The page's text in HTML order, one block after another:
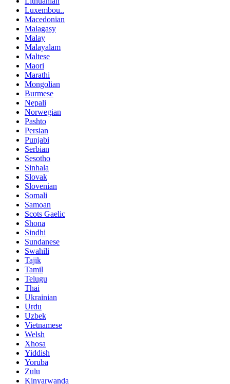
Luxembou..
Macedonian
Malagasy
Malay
Malayalam
Maltese
Maori
Marathi
Mongolian
Burmese
Nepali
Norwegian
Pashto
Persian
Punjabi
Serbian
Sesotho
Sinhala
Slovak
Slovenian
Somali
Samoan
Scots Gaelic
Shona
Sindhi
Sundanese
Swahili
Tajik
Tamil
Telugu
Thai
Ukrainian
Urdu
Uzbek
Vietnamese
Welsh
Xhosa
Yiddish
Yoruba
Zulu
Kinyarwanda